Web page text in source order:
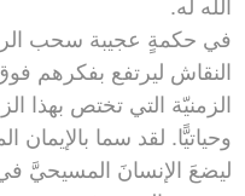
في حكمةٍ عجيبة سحب
النقاش ليرتفع بفكرهم
الزمنيّة التي تختص بهذا
وحياتيًّا. لقد سما
ليضعَ الإنسانَ المسيحيَّ